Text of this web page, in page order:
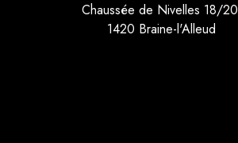
Chaussée de Nivelles 18/20
1420 Braine-l'Alleud